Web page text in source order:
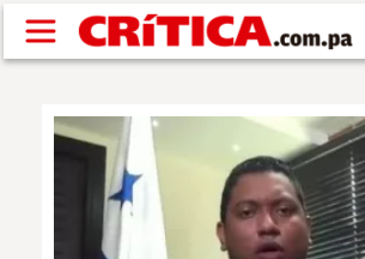
Pasar al contenido principal
NACIONAL